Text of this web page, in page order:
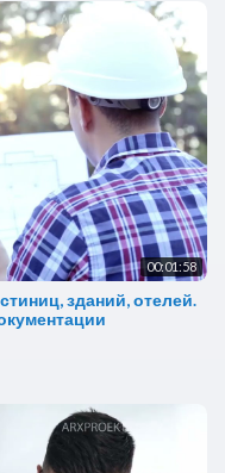
00:01:58
зданий, отелей.
документации